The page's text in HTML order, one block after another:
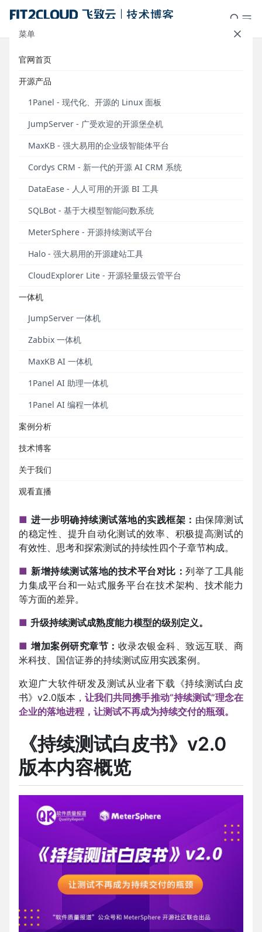
菜单
官网首页
开源产品
1Panel - 现代化、开源的 Linux 面板
JumpServer - 广受欢迎的开源堡垒机
MaxKB - 强大易用的企业级智能体平台
Cordys CRM - 新一代的开源 AI CRM 系统
DataEase - 人人可用的开源 BI 工具
SQLBot - 基于大模型智能问数系统
MeterSphere - 开源持续测试平台
Halo - 强大易用的开源建站工具
CloudExplorer Lite - 开源轻量级云管平台
一体机
JumpServer 一体机
Zabbix 一体机
MaxKB AI 一体机
1Panel AI 助理一体机
1Panel AI 编程一体机
案例分析
技术博客
关于我们
观看直播
《持续测试白皮书》v2.0版本正式开
放下载！
MeterSphere开源社区共同撰写并升级更新的《持续
测试白皮书》v2.0版本正式面向用户开放下载。
本之后所发布的首个升级版本。
《持续测试白皮书》v1.0版本自发布后得到了软件测试
群体的广泛关注和喜爱。在2021年1月上线至2023年9
子版，另外有超过6000本的《持续测试白皮书》v1.0
版本纸质版通过开源社区交流、行业会议、线上活动
应用不断演进，越来越多的读者反馈希望编写者能够
对《持续测试白皮书》进行升级，深入诠释“持续测
增加持续测试的行业应用案例。为此，“软件质量报
道”公众号和MeterSphere开源社区于2023年3月联合
升级和修订工作耗时六个月。
相比v1.0版本，《持续测试白皮书》v2.0版本主要的内
容升级包括：
■增加持续测试的内涵解读：
续测试是全流程测试的新形态。
■进一步明确持续测试落地的实践框架： 由保障测试
的稳定性、提升自动化测试的效率、积极提高测试的
有效性、思考和探索测试的持续性四个子章节构成。
■新增持续测试落地的技术平台对比：列举了工具能
力集成平台和一站式服务平台在技术架构、技术能力
等方面的差异。
■ 升级持续测试成熟度能力模型的级别定义。
■增加案例研究章节： 收录农银金科、致远互联、商
米科技、国信证券的持续测试应用实践案例。
欢迎广大软件研发及测试从业者下载《持续测试白皮
书》v2.0版本，让我们共同携手推动“持续测试”理念在
企业的落地进程，让测试不再成为持续交付的瓶颈。
《持续测试白皮书》v2.0
版本内容概览